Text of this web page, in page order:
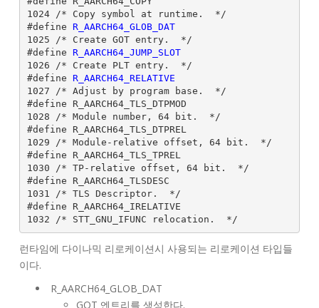
1024 /* Copy symbol at runtime.  */
#define
R_AARCH64_GLOB_DAT
1025 /* Create GOT entry.  */
#define
R_AARCH64_JUMP_SLOT
1026 /* Create PLT entry.  */
#define
1027 /* Adjust by program base.  */
#define R_AARCH64_TLS_DTPMOD
1028 /* Module number, 64 bit.  */
#define R_AARCH64_TLS_DTPREL
1029 /* Module-relative offset, 64 bit.  */
#define R_AARCH64_TLS_TPREL
1030 /* TP-relative offset, 64 bit.  */
#define R_AARCH64_TLSDESC
1031 /* TLS Descriptor.  */
#define R_AARCH64_IRELATIVE
1032 /* STT_GNU_IFUNC relocation.  */
런타임에 다이나믹 리로케이션시 사용되는 리로케이션 타입들
이다.
R_AARCH64_GLOB_DAT
GOT 엔트리를 생성한다.